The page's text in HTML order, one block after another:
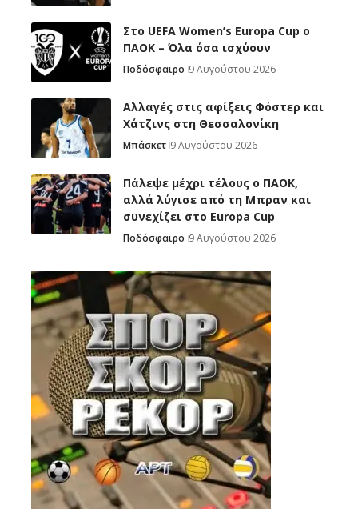
Στο UEFA Women’s Europa Cup ο
ΠΑΟΚ – Όλα όσα ισχύουν
Ποδόσφαιρο 9 Αυγούστου 2026
Αλλαγές στις αφίξεις Φόστερ και
Χάτζινς στη Θεσσαλονίκη
Μπάσκετ 9 Αυγούστου 2026
Πάλεψε μέχρι τέλους ο ΠΑΟΚ,
αλλά λύγισε από τη Μπραν και
συνεχίζει στο Europa Cup
Ποδόσφαιρο 9 Αυγούστου 2026